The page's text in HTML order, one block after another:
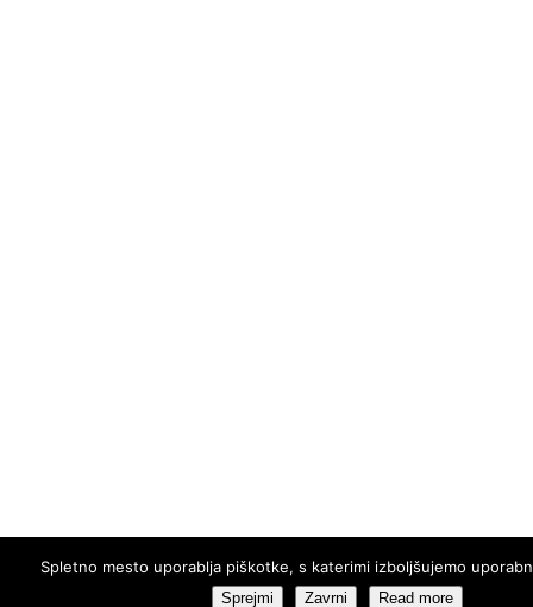
Spletno mesto uporablja piškotke, s katerimi izboljšujemo
Sprejmi Zavrni Read more